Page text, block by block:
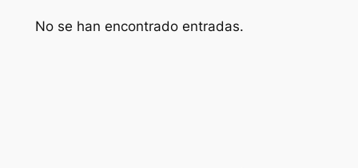
No se han encontrado entradas.